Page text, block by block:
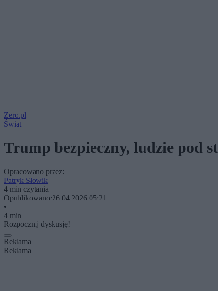
Zero.pl
Świat
Trump bezpieczny, ludzie pod
Opracowano przez:
Patryk Słowik
4 min czytania
Opublikowano:26.04.2026 05:21
•
4 min
Rozpocznij dyskusję!
Reklama
Reklama